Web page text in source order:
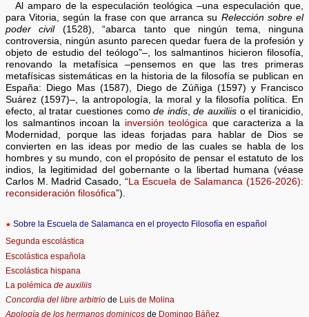
Al amparo de la especulación teológica –una especulación que,
para Vitoria, según la frase con que arranca su Relección sobre el
poder civil(1528), “abarca tanto que ningún tema, ninguna
controversia, ningún asunto parecen quedar fuera de la profesión y
objeto de estudio del teólogo”–, los salmantinos hicieron filosofía,
renovando la metafísica –pensemos en que las tres primeras
metafísicas sistemáticas en la historia de la filosofía se publican en
España: Diego Mas (1587), Diego de Zúñiga (1597) y Francisco
Suárez (1597)–, la antropología, la moral y la filosofía política. En
efecto, al tratar cuestiones comode indis,de auxiliis o el tiranicidio,
los salmantinos incoan la inversión teológica que caracteriza a la
Modernidad, porque las ideas forjadas para hablar de Dios se
convierten en las ideas por medio de las cuales se habla de los
hombres y su mundo, con el propósito de pensar el estatuto de los
indios, la legitimidad del gobernante o la libertad humana (véase
Carlos M. Madrid Casado, “La Escuela de Salamanca (1526-2026):
reconsideración filosófica”).
★ Sobre la Escuela de Salamanca en el proyecto Filosofía en español
Segunda escolástica
Escolástica española
Escolástica hispana
La polémicade auxiliis
Concordia del libre arbitrio de Luis de Molina
Apología de los hermanos dominicos de Domingo Báñez